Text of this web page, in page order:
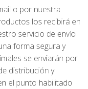
o por nuestra
los recibirá en
servicio de envío
forma segura y
se enviarán por
distribución y
el punto habilitado